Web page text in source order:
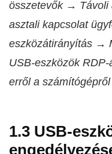
összetevők → Távoli
asztali kapcsolat
eszközátirányítás →
USB-eszközök
erről a számítógépről
1.3 USB-